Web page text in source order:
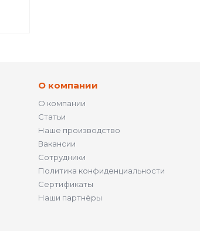
О компании
О компании
Статьи
Наше производство
Вакансии
Сотрудники
Политика конфиденциальности
Сертификаты
Наши партнёры